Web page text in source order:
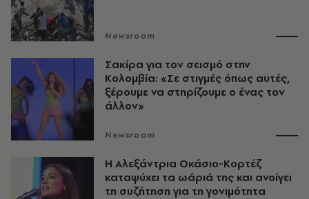
Newsroom
Σακίρα για τον σεισμό στην
Κολομβία: «Σε στιγμές όπως αυτές,
ξέρουμε να στηρίζουμε ο ένας τον
άλλον»
Newsroom
Η Αλεξάντρια Οκάσιο-Κορτέζ
καταψύχει τα ωάριά της και ανοίγει
τη συζήτηση για τη γονιμότητα